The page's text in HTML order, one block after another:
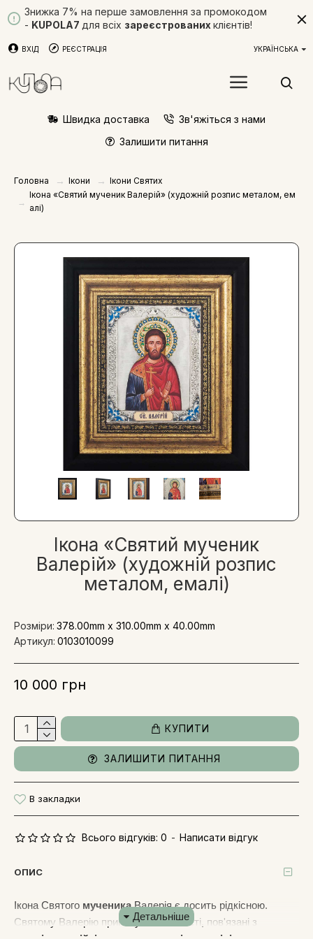
Знижка 7% на перше замовлення за промокодом
- KUPOLA7 для всіх зареєстрованих клієнтів!
ВХІД РЕЄСТРАЦІЯ УКРАЇНСЬКА
Швидка доставка
Зв'яжіться з нами
Залишити питання
Головна Ікони
Ікони Святих
Ікона «Святий мученик Валерій» (художній розпис металом, ем
алі)
Ікона «Святий мученик
Валерій» (художній розпис
металом, емалі)
Всього відгуків: 0 - Написати відгук
10 000 грн
Розміри: 378.00mm x 310.00mm x 40.00mm
Артикул: 0103010099
КУПИТИ
ЗАЛИШИТИ ПИТАННЯ
В закладки
ОПИС
Ікона Святого мученикаВалерія є досить рідкісною.
Святому Валерію приписуються якості, пов'язані з